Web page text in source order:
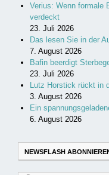
Verius: Wenn formale
verdeckt
23. Juli 2026
Das lesen Sie in der
7. August 2026
Bafin beerdigt
23. Juli 2026
Lutz Horstick rückt in
3. August 2026
Ein
6. August 2026
NEWSFLASH